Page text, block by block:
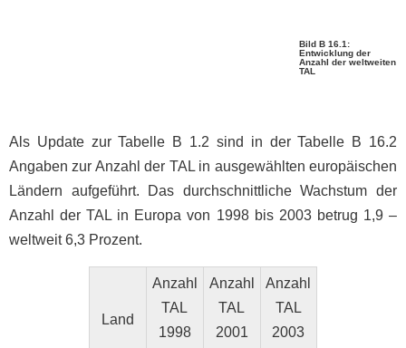
Bild B 16.1:
Entwicklung der
Anzahl der weltweiten
TAL
Als Update zur Tabelle B 1.2 sind in der Tabelle B 16.2
Angaben zur Anzahl der TAL in ausgewählten europäischen
Ländern aufgeführt. Das durchschnittliche Wachstum der
Anzahl der TAL in Europa von 1998 bis 2003 betrug 1,9 –
weltweit 6,3 Prozent.
Land
Anzahl
TAL
1998
Anzahl
TAL
2001
Anzahl
TAL
2003